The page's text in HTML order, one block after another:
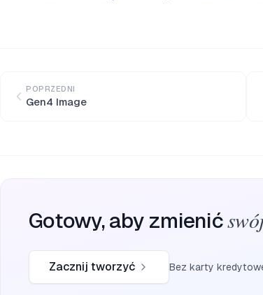
POPRZEDNI
Gen4 Image
Gotowy, aby zmienić
Zacznij tworzyć Bez karty